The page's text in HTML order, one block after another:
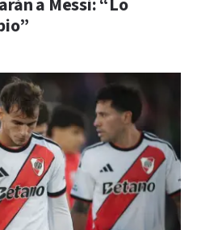
a Messi: “Lo